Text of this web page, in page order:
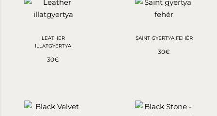
LEATHER
ILLATGYERTYA
30€
SAINT GYERTYA FEHÉR
30€